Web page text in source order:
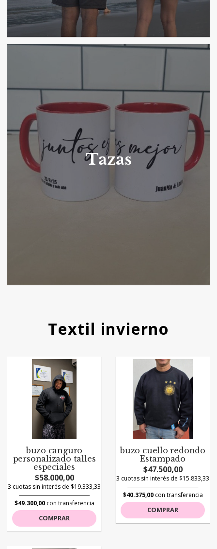
Tazas
Textil invierno
buzo canguro
personalizado talles
especiales
$58.000,00
3 cuotas sin interés de $19.333,33
$49.300,00con transferencia
COMPRAR
buzo cuello redondo
Estampado
$47.500,00
3 cuotas sin interés de $15.833,33
$40.375,00con transferencia
COMPRAR